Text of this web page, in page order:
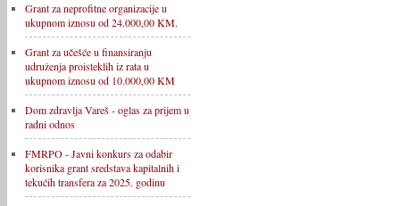
Grant za neprofitne organizacije u
ukupnom iznosu od 24.000,00 KM.
Grant za učešće u finansiranju
udruženja proisteklih iz rata u
ukupnom iznosu od 10.000,00 KM
Dom zdravlja Vareš - oglas za prijem u
radni odnos
FMRPO - Javni konkurs za odabir
korisnika grant sredstava kapitalnih i
tekućih transfera za 2025. godinu